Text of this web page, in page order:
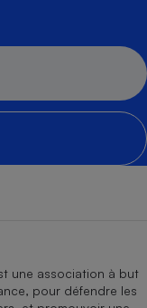
une association à but
pour défendre les